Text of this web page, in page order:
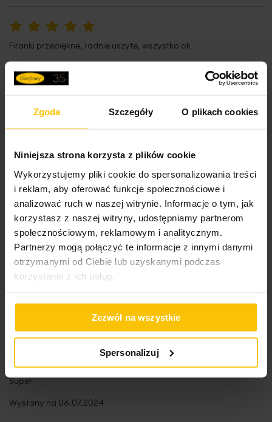
Zgoda Szczegóły O plikach cookies
Niniejsza strona korzysta z plików cookie
Wykorzystujemy pliki cookie do spersonalizowania treści
i reklam, aby oferować funkcje społecznościowe i
analizować ruch w naszej witrynie. Informacje o tym, jak
korzystasz z naszej witryny, udostępniamy partnerom
społecznościowym, reklamowym i analitycznym.
Partnerzy mogą połączyć te informacje z innymi danymi
otrzymanymi od Ciebie lub uzyskanymi podczas
korzystania z ich usług.
Zezwól na wszystkie
Spersonalizuj
Firanki przepiękne, ładnie uszyte, wszystko ok
Wygląda dobrze ale wykonanie taśmy marne. Linki przyjechaly
Wysłany na15.12.2024
100%
Ładnie układają się na oknie, przydatny wybór mocowania
Wysłany na
08.12.2024
15.11.2024
Super
Wysłany na 06.07.2024